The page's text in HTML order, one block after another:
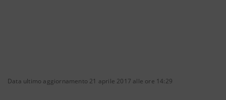
Data ultimo aggiornamento 21 aprile 2017 alle ore 14:29